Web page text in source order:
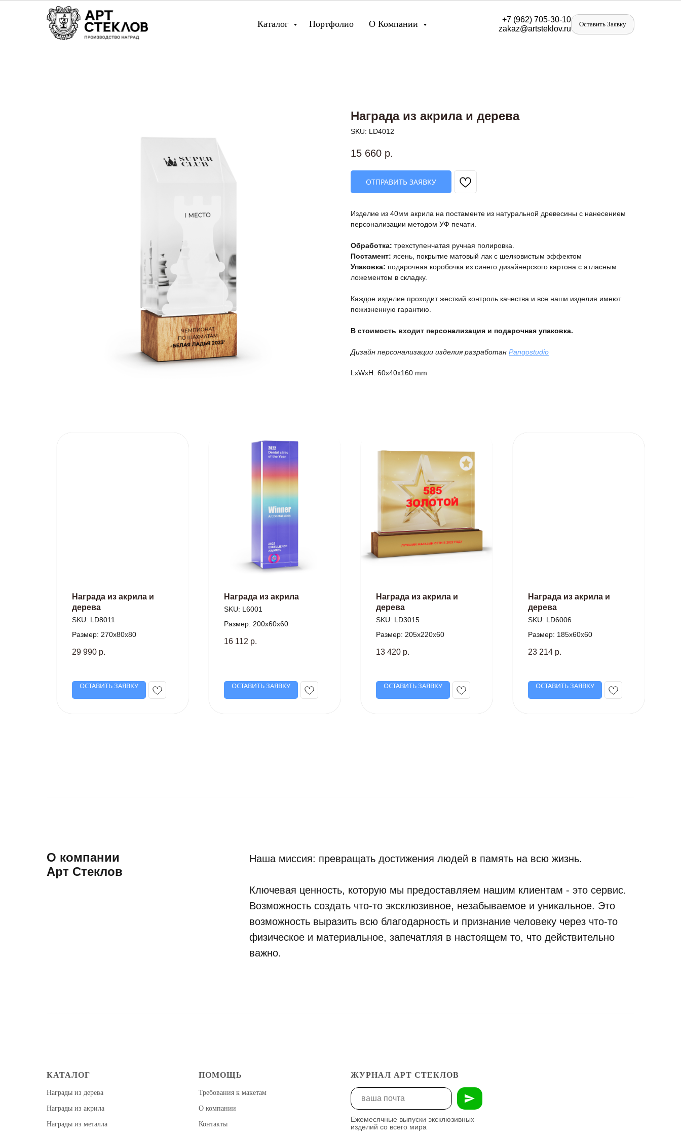
Каталог Портфолио О Компании +7 (962) 705-30-10
zakaz@artsteklov.ru
Оставить Заявку
Награда из акрила и дерева
SKU: LD4012
15 660 р.
ОТПРАВИТЬ ЗАЯВКУ
Изделие из 40мм акрила на постаменте из натуральной древесины с нанесением
персонализации методом УФ печати.
Обработка: трехступенчатая ручная полировка.
Постамент: ясень, покрытие матовый лак с шелковистым эффектом
Упаковка: подарочная коробочка из синего дизайнерского картона с атласным
ложементом в складку.
Каждое изделие проходит жесткий контроль качества и все наши изделия имеют
пожизненную гарантию.
В стоимость входит персонализация и подарочная упаковка.
Дизайн персонализации изделия разработан Pangostudio
LxWxH: 60x40x160 mm
Награда из акрила и
дерева
SKU: LD8011
Размер: 270х80х80
29 990 р.
ОСТАВИТЬ ЗАЯВКУ
Награда из акрила
SKU: L6001
Размер: 200х60х60
16 112 р.
ОСТАВИТЬ ЗАЯВКУ
Награда из акрила и
дерева
SKU: LD3015
Размер: 205х220х60
13 420 р.
ОСТАВИТЬ ЗАЯВКУ
Награда из акрила и
дерева
SKU: LD6006
Размер: 185х60х60
23 214 р.
ОСТАВИТЬ ЗАЯВКУ
О компании
Арт Стеклов
Наша миссия: превращать достижения людей в память на всю жизнь.
Ключевая ценность, которую мы предоставляем нашим клиентам - это сервис.
Возможность создать что-то эксклюзивное, незабываемое и уникальное. Это
возможность выразить всю благодарность и признание человеку через что-то
физическое и материальное, запечатляя в настоящем то, что действительно
важно.
КАТАЛОГ
Награды из дерева
Награды из акрила
Награды из металла
ПОМОЩЬ
Требования к макетам
О компании
Контакты
ЖУРНАЛ АРТ СТЕКЛОВ
Ежемесячные выпуски эксклюзивных
изделий со всего мира